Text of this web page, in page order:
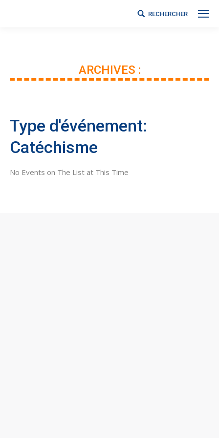
Search:RECHERCHER
ARCHIVES :
Type d'événement:
Catéchisme
No Events on The List at This Time